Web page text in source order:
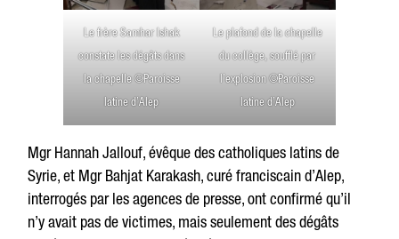
Le frère Samhar Ishak
constate les dégâts dans
la chapelle ©Paroisse
latine d’Alep
Le plafond de la chapelle
du collège, soufflé par
l’explosion ©Paroisse
latine d’Alep
Mgr Hannah Jallouf, évêque des catholiques latins de
Syrie, et Mgr Bahjat Karakash, curé franciscain d’Alep,
interrogés par les agences de presse, ont confirmé qu’il
n’y avait pas de victimes, mais seulement des dégâts